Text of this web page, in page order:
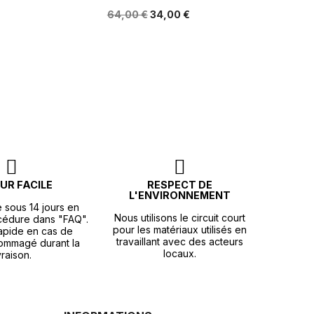
64,00 €34,00 €
FACILE
sous 14 jours en
dans "FAQ".
en cas de
durant la
RESPECT DE
L'ENVIRONNEMENT
Nous utilisons le circuit court
pour les matériaux utilisés en
travaillant avec des acteurs
locaux.